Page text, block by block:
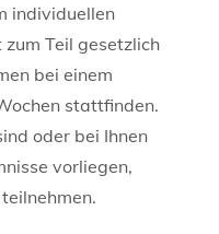
individuellen
Teil gesetzlich
bei einem
stattfinden.
oder bei Ihnen
vorliegen,